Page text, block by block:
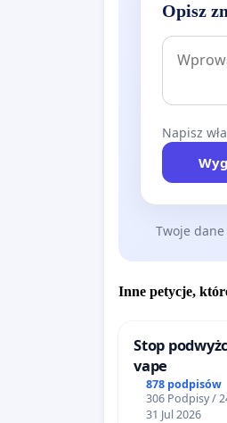
Opisz
Napisz
Twoje
Inne petycje,
Stop
vape
878 podpisów
306 Podpisy /
31 Jul 2026